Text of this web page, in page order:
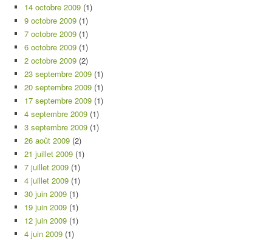
14 octobre 2009 (1)
9 octobre 2009 (1)
7 octobre 2009 (1)
6 octobre 2009 (1)
2 octobre 2009 (2)
23 septembre 2009 (1)
20 septembre 2009 (1)
17 septembre 2009 (1)
4 septembre 2009 (1)
3 septembre 2009 (1)
26 août 2009 (2)
21 juillet 2009 (1)
7 juillet 2009 (1)
4 juillet 2009 (1)
30 juin 2009 (1)
19 juin 2009 (1)
12 juin 2009 (1)
4 juin 2009 (1)